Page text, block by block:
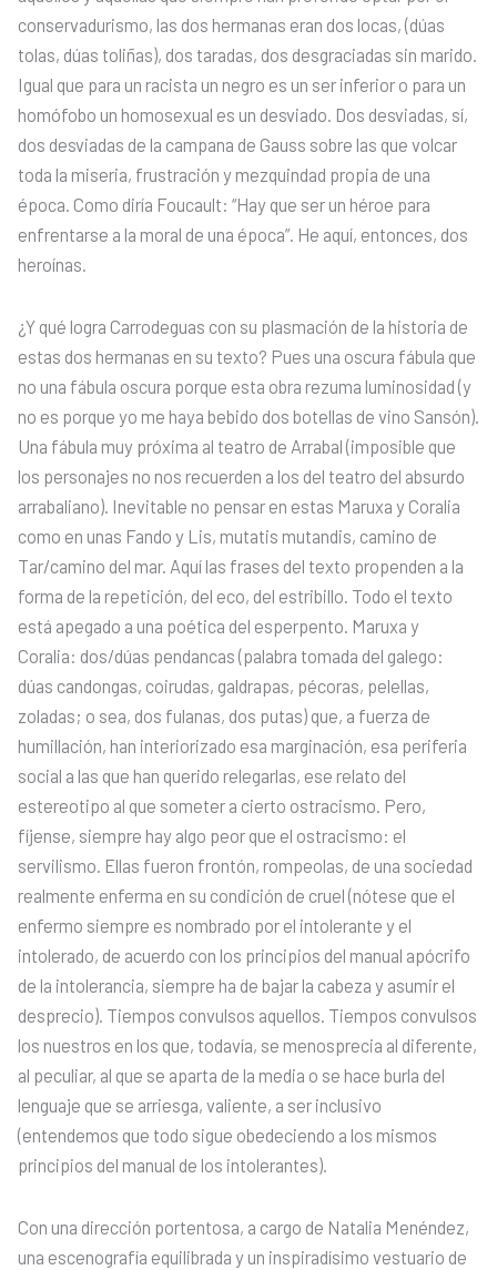
conservadurismo, las dos hermanas eran dos locas, (dúas
tolas, dúas toliñas), dos taradas, dos desgraciadas sin marido.
Igual que para un racista un negro es un ser inferior o para un
homófobo un homosexual es un desviado. Dos desviadas, sí,
dos desviadas de la campana de Gauss sobre las que volcar
toda la miseria, frustración y mezquindad propia de una
época. Como diría Foucault: “Hay que ser un héroe para
enfrentarse a la moral de una época”. He aquí, entonces, dos
heroínas.
¿Y qué logra Carrodeguas con su plasmación de la historia de
estas dos hermanas en su texto? Pues una oscura fábula que
no una fábula oscura porque esta obra rezuma luminosidad (y
no es porque yo me haya bebido dos botellas de vino Sansón).
Una fábula muy próxima al teatro de Arrabal (imposible que
los personajes no nos recuerden a los del teatro del absurdo
arrabaliano). Inevitable no pensar en estas Maruxa y Coralia
como en unas Fando y Lis, mutatis mutandis, camino de
Tar/camino del mar. Aquí las frases del texto propenden a la
forma de la repetición, del eco, del estribillo. Todo el texto
está apegado a una poética del esperpento. Maruxa y
Coralia: dos/dúas pendancas (palabra tomada del galego:
dúas candongas, coirudas, galdrapas, pécoras, pelellas,
zoladas; o sea, dos fulanas, dos putas) que, a fuerza de
humillación, han interiorizado esa marginación, esa periferia
social a las que han querido relegarlas, ese relato del
estereotipo al que someter a cierto ostracismo. Pero,
fíjense, siempre hay algo peor que el ostracismo: el
servilismo. Ellas fueron frontón, rompeolas, de una sociedad
realmente enferma en su condición de cruel (nótese que el
enfermo siempre es nombrado por el intolerante y el
intolerado, de acuerdo con los principios del manual apócrifo
de la intolerancia, siempre ha de bajar la cabeza y asumir el
desprecio). Tiempos convulsos aquellos. Tiempos convulsos
los nuestros en los que, todavía, se menosprecia al diferente,
al peculiar, al que se aparta de la media o se hace burla del
lenguaje que se arriesga, valiente, a ser inclusivo
(entendemos que todo sigue obedeciendo a los mismos
principios del manual de los intolerantes).
Con una dirección portentosa, a cargo de Natalia Menéndez,
una escenografía equilibrada y un inspiradísimo vestuario de